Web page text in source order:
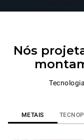
Nós
METAIS